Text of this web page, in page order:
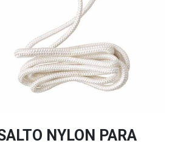
NYLON PARA